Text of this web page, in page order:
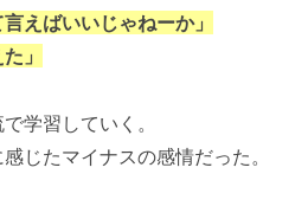
言えばいいじゃねーか」
」
学習していく。
じたマイナスの感情だった。